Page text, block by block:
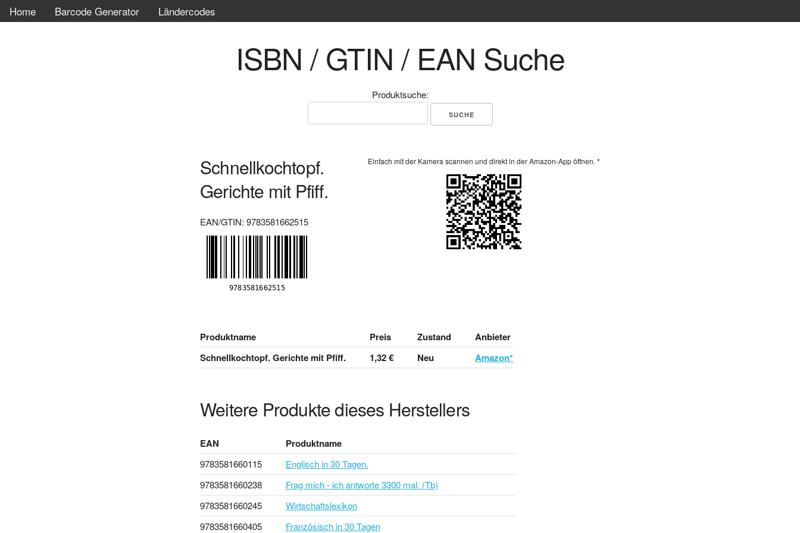
Home Barcode Generator Ländercodes
ISBN / GTIN / EAN Suche
Produktsuche:
Schnellkochtopf.
Gerichte mit Pfiff.
EAN/GTIN: 9783581662515
Einfach mit der Kamera scannen und direkt in der Amazon-App öffnen. *
Produktname Preis Zustand
Anbieter
Schnellkochtopf. Gerichte mit Pfiff.
1,32 € Neu Amazon*
Weitere Produkte dieses Herstellers
EAN Produktname
9783581660115
Englisch in 30 Tagen.
9783581660238
Frag mich - ich antworte 3300 mal. (Tb)
9783581660245
Wirtschaftslexikon
9783581660405
Französisch in 30 Tagen